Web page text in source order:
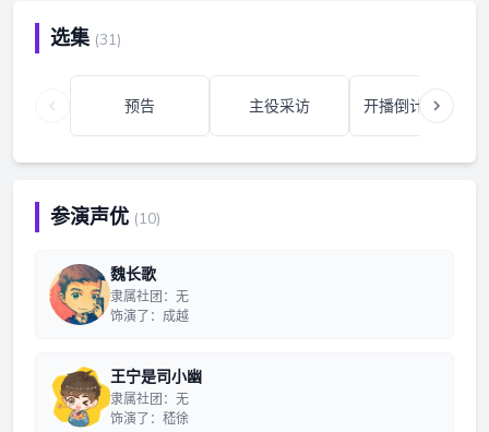
选集 (31)
预告 主役采访 开播倒计时③天
参演声优 (10)
魏长歌
隶属社团：无
饰演了：成越
王宁是司小幽
隶属社团：无
饰演了：嵇徐